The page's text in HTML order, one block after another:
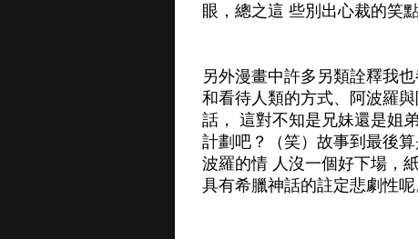
眼，總之這 些別出心裁的笑
另外漫畫中許多另類詮釋我
和看待人類的方式、阿波羅
話， 這對不知是兄妹還是姐
計劃吧？（笑）故事到最後
波羅的情 人沒一個好下場，
具有希臘神話的註定悲劇性呢